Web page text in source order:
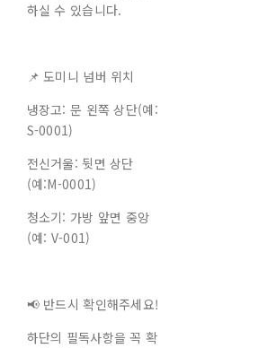
하실 수 있습니다.
📌 도미니 넘버 위치
냉장고: 문 왼쪽 상단(예:
S-0001)
전신거울: 뒷면 상단
(예:M-0001)
청소기: 가방 앞면 중앙
(예: V-001)
📢 반드시 확인해주세요!
하단의 필독사항을 꼭 확